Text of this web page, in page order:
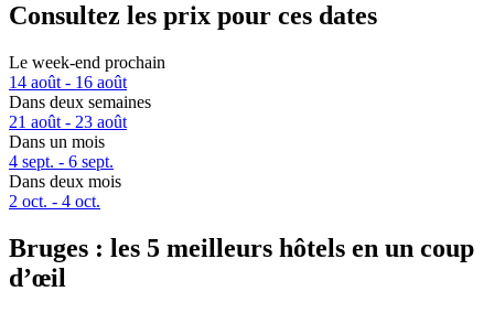
Consultez les prix pour ces dates
Le week-end prochain
14 août - 16 août
Dans deux semaines
21 août - 23 août
Dans un mois
4 sept. - 6 sept.
Dans deux mois
2 oct. - 4 oct.
Bruges : les 5 meilleurs hôtels en un coup
d’œil